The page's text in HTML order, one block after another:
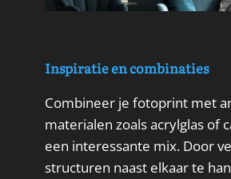
Inspiratie en combinaties
Combineer je fotoprint met
materialen zoals acrylglas of
een interessante mix. Door
structuren naast elkaar te